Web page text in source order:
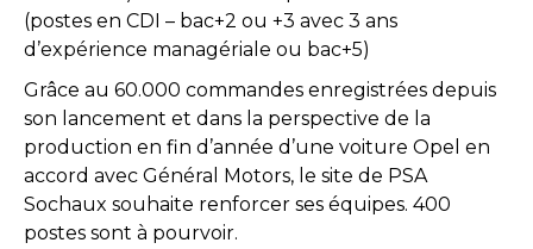
(postes en CDI – bac+2 ou +3 avec 3 ans
d’expérience managériale ou bac+5)
Grâce au 60.000 commandes enregistrées depuis
son lancement et dans la perspective de la
production en fin d’année d’une voiture Opel en
accord avec Général Motors, le site de PSA
Sochaux souhaite renforcer ses équipes. 400
postes sont à pourvoir.